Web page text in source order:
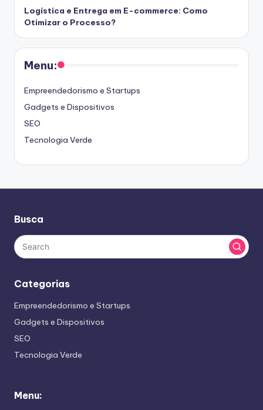
Logística e Entrega em E-commerce: Como
Otimizar o Processo?
Menu:
Empreendedorismo e Startups
Gadgets e Dispositivos
SEO
Tecnologia Verde
Busca
Categorias
Empreendedorismo e Startups
Gadgets e Dispositivos
SEO
Tecnologia Verde
Menu: